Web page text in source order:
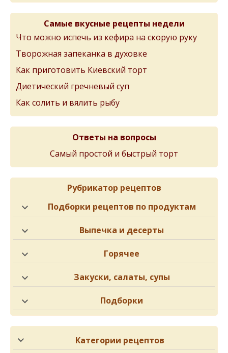
Самые вкусные рецепты недели
Что можно испечь из кефира на скорую руку
Творожная запеканка в духовке
Как приготовить Киевский торт
Диетический гречневый суп
Как солить и вялить рыбу
Ответы на вопросы
Самый простой и быстрый торт
Рубрикатор рецептов
Подборки рецептов по продуктам
Выпечка и десерты
Горячее
Закуски, салаты, супы
Подборки
Категории рецептов